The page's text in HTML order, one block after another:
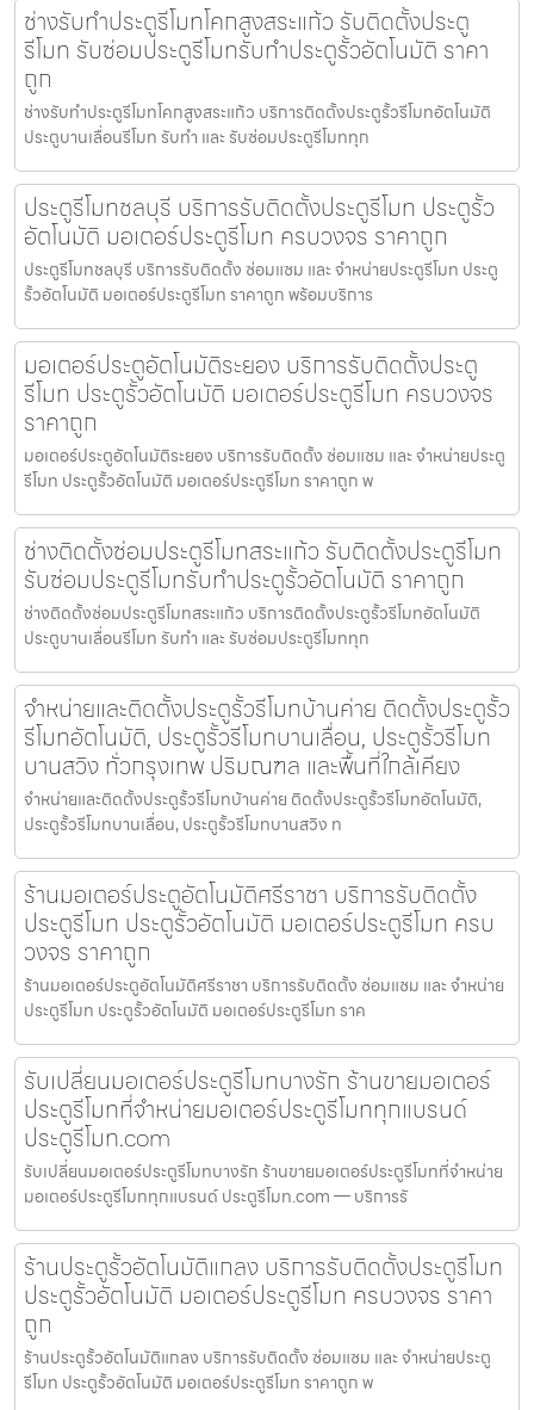
ช่างรับทำประตูรีโมทโคกสูงสระแก้ว รับติดตั้งประตู
รีโมท รับซ่อมประตูรีโมทรับทำประตูรั้วอัตโนมัติ ราคา
ถูก
ช่างรับทำประตูรีโมทโคกสูงสระแก้ว บริการติดตั้งประตูรั้วรีโมทอัตโนมัติ
ประตูบานเลื่อนรีโมท รับทำ และ รับซ่อมประตูรีโมททุก
ประตูรีโมทชลบุรี บริการรับติดตั้งประตูรีโมท ประตูรั้ว
อัตโนมัติ มอเตอร์ประตูรีโมท ครบวงจร ราคาถูก
ประตูรีโมทชลบุรี บริการรับติดตั้ง ซ่อมแซม และ จำหน่ายประตูรีโมท ประตู
รั้วอัตโนมัติ มอเตอร์ประตูรีโมท ราคาถูก พร้อมบริการ
มอเตอร์ประตูอัตโนมัติระยอง บริการรับติดตั้งประตู
รีโมท ประตูรั้วอัตโนมัติ มอเตอร์ประตูรีโมท ครบวงจร
ราคาถูก
มอเตอร์ประตูอัตโนมัติระยอง บริการรับติดตั้ง ซ่อมแซม และ จำหน่ายประตู
รีโมท ประตูรั้วอัตโนมัติ มอเตอร์ประตูรีโมท ราคาถูก พ
ช่างติดตั้งซ่อมประตูรีโมทสระแก้ว รับติดตั้งประตูรีโมท
รับซ่อมประตูรีโมทรับทำประตูรั้วอัตโนมัติ ราคาถูก
ช่างติดตั้งซ่อมประตูรีโมทสระแก้ว บริการติดตั้งประตูรั้วรีโมทอัตโนมัติ
ประตูบานเลื่อนรีโมท รับทำ และ รับซ่อมประตูรีโมททุก
จำหน่ายและติดตั้งประตูรั้วรีโมทบ้านค่าย ติดตั้งประตูรั้ว
รีโมทอัตโนมัติ, ประตูรั้วรีโมทบานเลื่อน, ประตูรั้วรีโมท
บานสวิง ทั่วกรุงเทพ ปริมณฑล และพื้นที่ใกล้เคียง
จำหน่ายและติดตั้งประตูรั้วรีโมทบ้านค่าย ติดตั้งประตูรั้วรีโมทอัตโนมัติ,
ประตูรั้วรีโมทบานเลื่อน, ประตูรั้วรีโมทบานสวิง ท
ร้านมอเตอร์ประตูอัตโนมัติศรีราชา บริการรับติดตั้ง
ประตูรีโมท ประตูรั้วอัตโนมัติ มอเตอร์ประตูรีโมท ครบ
วงจร ราคาถูก
ร้านมอเตอร์ประตูอัตโนมัติศรีราชา บริการรับติดตั้ง ซ่อมแซม และ จำหน่าย
ประตูรีโมท ประตูรั้วอัตโนมัติ มอเตอร์ประตูรีโมท ราค
รับเปลี่ยนมอเตอร์ประตูรีโมทบางรัก ร้านขายมอเตอร์
ประตูรีโมทที่จำหน่ายมอเตอร์ประตูรีโมททุกแบรนด์
ประตูรีโมท.com
รับเปลี่ยนมอเตอร์ประตูรีโมทบางรัก ร้านขายมอเตอร์ประตูรีโมทที่จำหน่าย
มอเตอร์ประตูรีโมททุกแบรนด์ ประตูรีโมท.com — บริการรั
ร้านประตูรั้วอัตโนมัติแกลง บริการรับติดตั้งประตูรีโมท
ประตูรั้วอัตโนมัติ มอเตอร์ประตูรีโมท ครบวงจร ราคา
ถูก
ร้านประตูรั้วอัตโนมัติแกลง บริการรับติดตั้ง ซ่อมแซม และ จำหน่ายประตู
รีโมท ประตูรั้วอัตโนมัติ มอเตอร์ประตูรีโมท ราคาถูก พ